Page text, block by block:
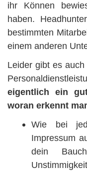
ihr Können
haben.
bestimmten
einem anderen
Leider gibt es
eigentlich ein
woran erkennt
Wie bei
Impressum
dein